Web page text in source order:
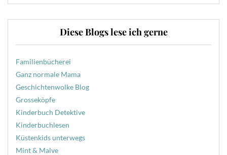
Diese Blogs lese ich gerne
Familienbücherei
Ganz normale Mama
Geschichtenwolke Blog
Grosseköpfe
Kinderbuch Detektive
Kinderbuchlesen
Küstenkids unterwegs
Mint & Malve